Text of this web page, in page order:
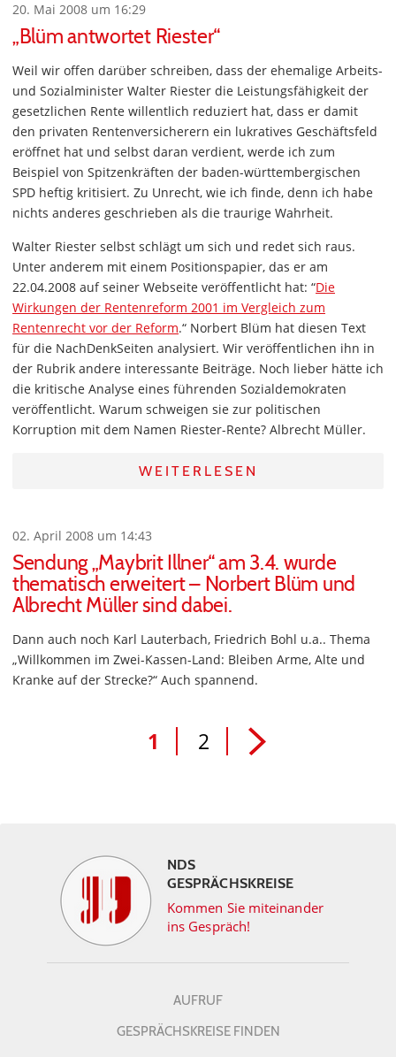
20. Mai 2008 um 16:29
„Blüm antwortet Riester“
Weil wir offen darüber schreiben, dass der ehemalige Arbeits-
und Sozialminister Walter Riester die Leistungsfähigkeit der
gesetzlichen Rente willentlich reduziert hat, dass er damit
den privaten Rentenversicherern ein lukratives Geschäftsfeld
eröffnet hat und selbst daran verdient, werde ich zum
Beispiel von Spitzenkräften der baden-württembergischen
SPD heftig kritisiert. Zu Unrecht, wie ich finde, denn ich habe
nichts anderes geschrieben als die traurige Wahrheit.
Walter Riester selbst schlägt um sich und redet sich raus.
Unter anderem mit einem Positionspapier, das er am
22.04.2008 auf seiner Webseite veröffentlicht hat: “Die
Wirkungen der Rentenreform 2001 im Vergleich zum
Rentenrecht vor der Reform.“ Norbert Blüm hat diesen Text
für die NachDenkSeiten analysiert. Wir veröffentlichen ihn in
der Rubrik andere interessante Beiträge. Noch lieber hätte ich
die kritische Analyse eines führenden Sozialdemokraten
veröffentlicht. Warum schweigen sie zur politischen
Korruption mit dem Namen Riester-Rente? Albrecht Müller.
WEITERLESEN
02. April 2008 um 14:43
Sendung „Maybrit Illner“ am 3.4. wurde
thematisch erweitert – Norbert Blüm und
Albrecht Müller sind dabei.
Dann auch noch Karl Lauterbach, Friedrich Bohl u.a.. Thema
„Willkommen im Zwei-Kassen-Land: Bleiben Arme, Alte und
Kranke auf der Strecke?“ Auch spannend.
1 2
NDS
GESPRÄCHSKREISE
Kommen Sie miteinander
ins Gespräch!
AUFRUF
GESPRÄCHSKREISE FINDEN